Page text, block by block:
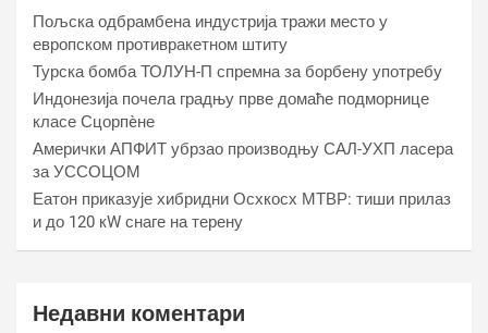
Пољска одбрамбена индустрија тражи место у
европском противракетном штиту
Турска бомба ТОЛУН-П спремна за борбену употребу
Индонезија почела градњу прве домаће подморнице
класе Сцорпèне
Амерички АПФИТ убрзао производњу САЛ-УХП ласера
за УССОЦОМ
Еатон приказује хибридни Осхкосх МТВР: тиши прилаз
и до 120 кW снаге на терену
Недавни коментари